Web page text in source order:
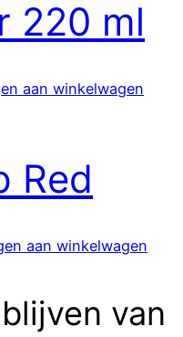
220 ml
aan winkelwagen
Red
aan winkelwagen
van